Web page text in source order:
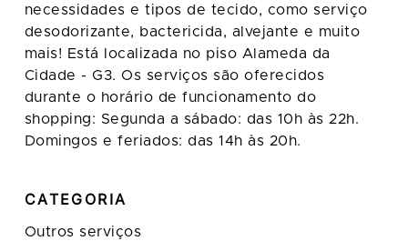
necessidades e tipos de tecido, como serviço
desodorizante, bactericida, alvejante e muito
mais! Está localizada no piso Alameda da
Cidade - G3. Os serviços são oferecidos
durante o horário de funcionamento do
shopping: Segunda a sábado: das 10h às 22h.
Domingos e feriados: das 14h às 20h.
CATEGORIA
Outros serviços